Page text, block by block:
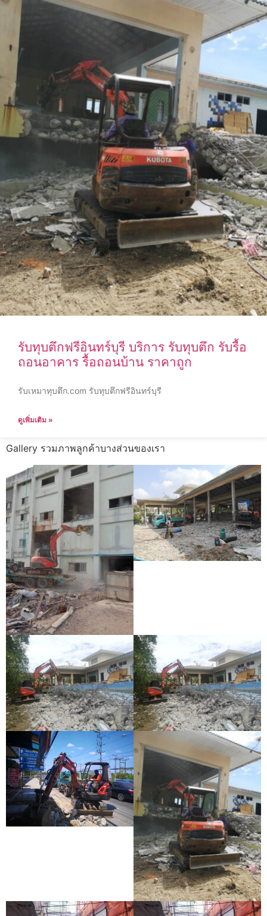
รับทุบตึกฟรีอินทร์บุรี บริการ รับทุบตึก รับรื้อ
ถอนอาคาร รื้อถอนบ้าน ราคาถูก
รับเหมาทุบตึก.com รับทุบตึกฟรีอินทร์บุรี
ดูเพิ่มเติม »
Gallery รวมภาพลูกค้าบางส่วนของเรา